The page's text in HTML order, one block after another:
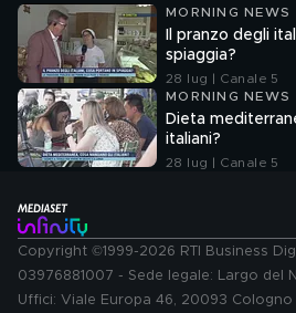
MORNING NEWS
Il pranzo degli
spiaggia?
28 lug | Canale 5
MORNING NEWS
Dieta
italiani?
28 lug | Canale 5
Copyright ©1999-2026 RTI Business
03976881007 - Sede legale: Largo del
Uffici: Viale Europa 46, 20093 Cologno